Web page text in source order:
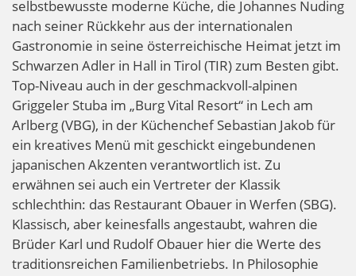
selbstbewusste moderne Küche, die Johannes Nuding
nach seiner Rückkehr aus der internationalen
Gastronomie in seine österreichische Heimat jetzt im
Schwarzen Adler in Hall in Tirol (TIR) zum Besten gibt.
Top-Niveau auch in der geschmackvoll-alpinen
Griggeler Stuba im „Burg Vital Resort“ in Lech am
Arlberg (VBG), in der Küchenchef Sebastian Jakob für
ein kreatives Menü mit geschickt eingebundenen
japanischen Akzenten verantwortlich ist. Zu
erwähnen sei auch ein Vertreter der Klassik
schlechthin: das Restaurant Obauer in Werfen (SBG).
Klassisch, aber keinesfalls angestaubt, wahren die
Brüder Karl und Rudolf Obauer hier die Werte des
traditionsreichen Familienbetriebs. In Philosophie